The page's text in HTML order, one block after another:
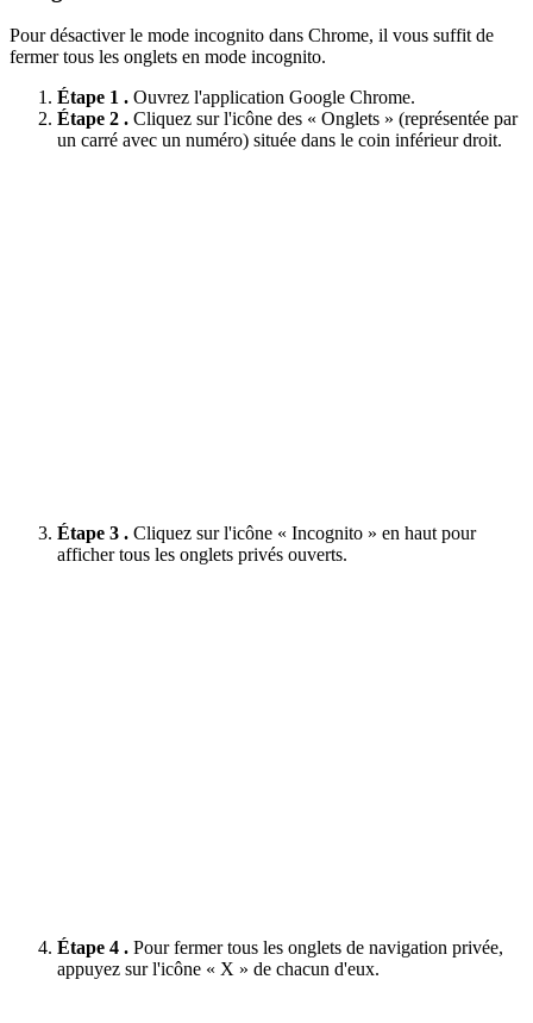
Pour désactiver le mode incognito dans Chrome, il vous suffit de
fermer tous les onglets en mode incognito.
Étape 1 . Ouvrez l'application Google Chrome.
Étape 2 . Cliquez sur l'icône des « Onglets » (représentée par
un carré avec un numéro) située dans le coin inférieur droit.
Étape 3 . Cliquez sur l'icône « Incognito » en haut pour
afficher tous les onglets privés ouverts.
Étape 4 . Pour fermer tous les onglets de navigation privée,
appuyez sur l'icône « X » de chacun d'eux.